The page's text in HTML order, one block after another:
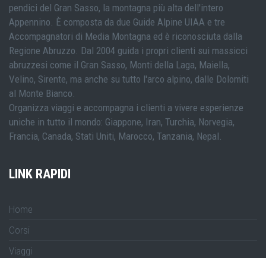
pendici del Gran Sasso, la montagna più alta dell'intero
Appennino. È composta da due Guide Alpine UIAA e tre
Accompagnatori di Media Montagna ed è riconosciuta dalla
Regione Abruzzo. Dal 2004 guida i propri clienti sui massicci
abruzzesi come il Gran Sasso, Monti della Laga, Maiella,
Velino, Sirente, ma anche su tutto l'arco alpino, dalle Dolomiti
al Monte Bianco.
Organizza viaggi e accompagna i clienti a vivere esperienze
uniche in tutto il mondo: Giappone, Iran, Turchia, Norvegia,
Francia, Canada, Stati Uniti, Marocco, Tanzania, Nepal.
LINK RAPIDI
Home
Corsi
Viaggi